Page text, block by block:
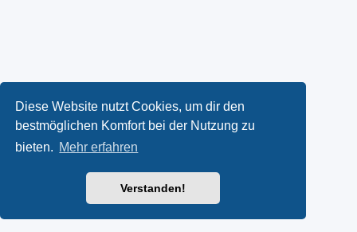
Diese Website nutzt Cookies, um dir den
bestmöglichen Komfort bei der Nutzung zu
bieten. Mehr erfahren
Verstanden!